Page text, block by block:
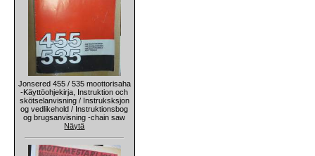
Jonsered 455 / 535 moottorisaha
-Käyttöohjekirja, Instruktion och
skötselanvisning / Instruksksjon
og vedlikehold / Instruktionsbog
og brugsanvisning -chain saw
Näytä